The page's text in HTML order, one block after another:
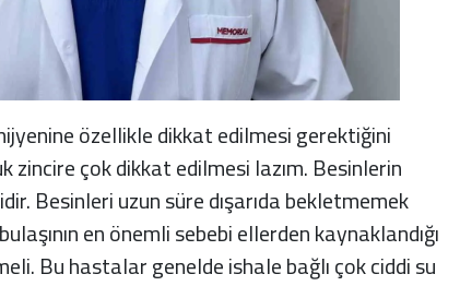
özellikle dikkat edilmesi gerektiğini
zincire çok dikkat edilmesi lazım. Besinlerin
Besinleri uzun süre dışarıda bekletmemek
en önemli sebebi ellerden kaynaklandığı
Bu hastalar genelde ishale bağlı çok ciddi su